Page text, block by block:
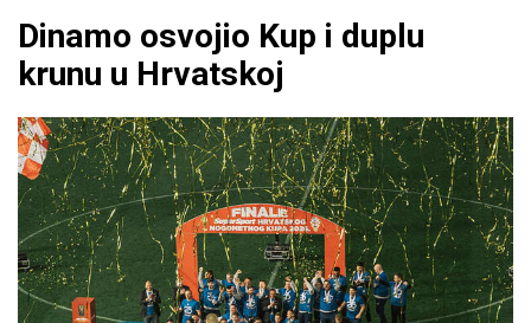
Dinamo osvojio Kup i duplu
krunu u Hrvatskoj